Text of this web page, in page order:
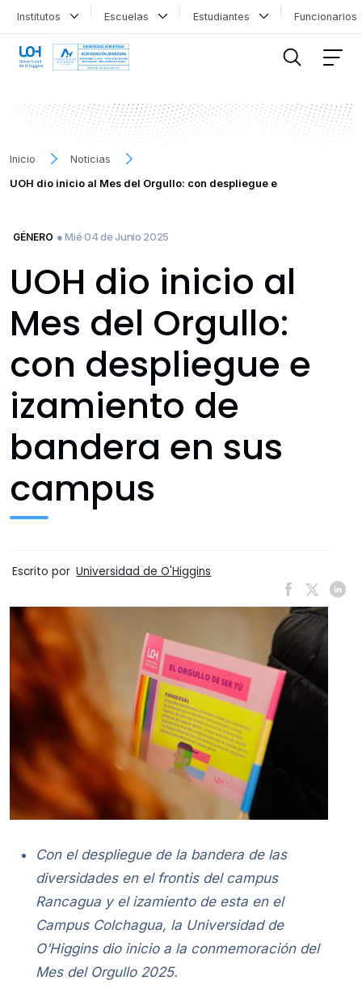
Institutos Escuelas Estudiantes
Inicio
Noticias
UOH dio inicio al Mes del Orgullo: con despliegue e
GÉNERO ● Mié 04 de Junio 2025
UOH dio inicio al
Mes del Orgullo:
con despliegue e
izamiento de
bandera en sus
campus
Escrito por Universidad de O'Higgins
Con el despliegue de la bandera de las
diversidades en el frontis del campus
Rancagua y el izamiento de esta en el
Campus Colchagua, la Universidad de
O’Higgins dio inicio a la conmemoración del
Mes del Orgullo 2025.